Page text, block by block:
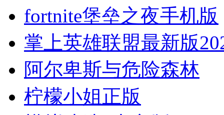
fortnite堡垒之夜手机版
掌上英雄联盟最新版
阿尔卑斯与危险森林
柠檬小姐正版